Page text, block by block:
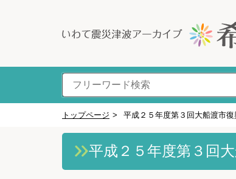
トップページ > 平成２５年度第３回大船渡市
平成２５年度第３回